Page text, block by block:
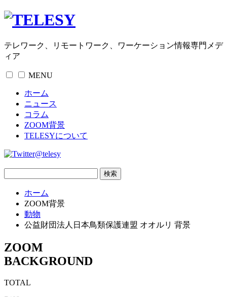
テレワーク、リモートワーク、ワーケーション情報専門メデ
ィア
MENU
ホーム
ニュース
コラム
ZOOM背景
TELESYについて
@telesy
ホーム
ZOOM背景
動物
公益財団法人日本鳥類保護連盟 オオルリ 背景
ZOOM
BACKGROUND
TOTAL